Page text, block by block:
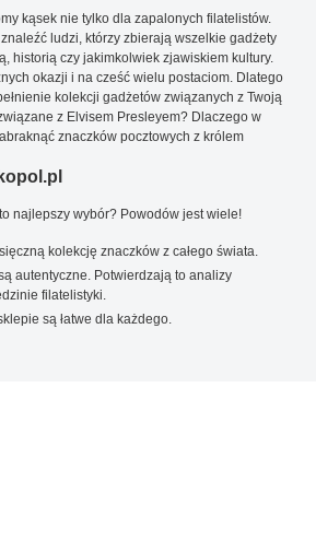
kąsek nie tylko dla zapalonych filatelistów.
ludzi, którzy zbierają wszelkie gadżety
historią czy jakimkolwiek zjawiskiem kultury.
okazji i na cześć wielu postaciom. Dlatego
kolekcji gadżetów związanych z Twoją
z Elvisem Presleyem? Dlaczego w
znaczków pocztowych z królem
najlepszy wybór? Powodów jest wiele!
kolekcję znaczków z całego świata.
autentyczne. Potwierdzają to analizy
filatelistyki.
są łatwe dla każdego.